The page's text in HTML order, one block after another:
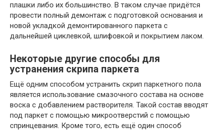
плашки либо их большинство. В таком случае придётся
провести полный демонтаж с подготовкой основания и
новой укладкой демонтированного паркета с
дальнейшей циклевкой, шлифовкой и покрытием лаком.
Некоторые другие способы для
устранения скрипа паркета
Ещё одним способом устранить скрип паркетного пола
является использование смазочного состава на основе
воска с добавлением растворителя. Такой состав вводят
под паркет с помощью микроотверстий с помощью
спринцевания. Кроме того, есть ещё один способ